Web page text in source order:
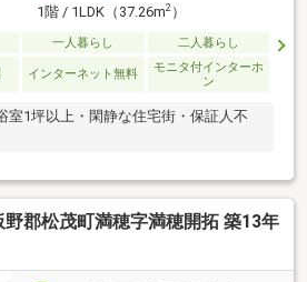
1階 / 1LDK（37.26m2）
一人暮らし 二人暮らし
インターネット無料
モニタ付インターホ
ン
室1坪以上・閑静な住宅街・保証人不
野郡松茂町満穂字満穂開拓 築13年